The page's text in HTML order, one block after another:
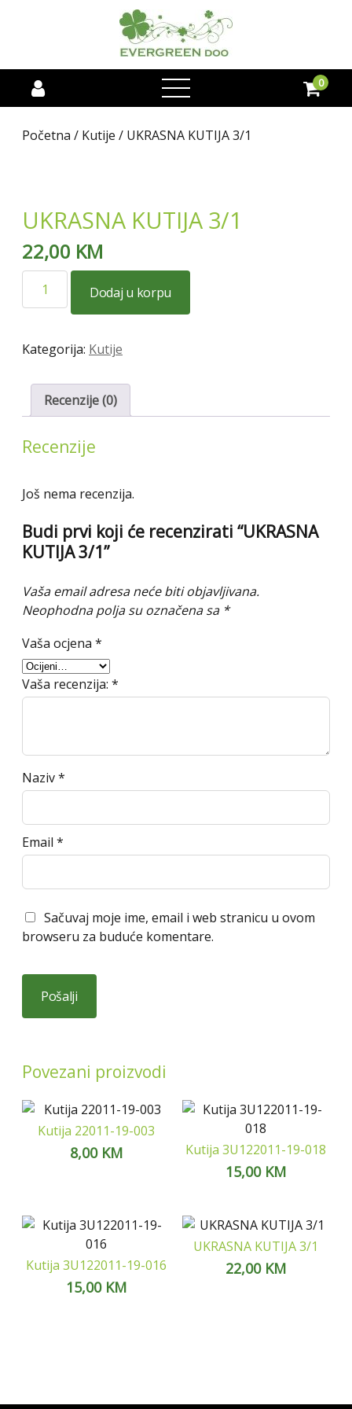
open
menu
0
Početna / Kutije / UKRASNA KUTIJA 3/1
UKRASNA KUTIJA 3/1
22,00 KM
KUTIJA
Dodaj u korpu
Kategorija: Kutije
Recenzije (0)
Recenzije
Još nema recenzija.
Budi prvi koji će recenzirati “UKRASNA
KUTIJA 3/1”
Vaša email adresa neće biti objavljivana.
Neophodna polja su označena sa *
Vaša ocjena *
Vaša recenzija: *
Naziv*
Email *
Sačuvaj moje ime, email i web stranicu u ovom
browseru za buduće komentare.
Povezani proizvodi
Kutija 22011-19-003
8,00 KM Kutija 3U122011-19-018
15,00 KM
Kutija 3U122011-19-016
15,00 KM
UKRASNA KUTIJA 3/1
22,00 KM